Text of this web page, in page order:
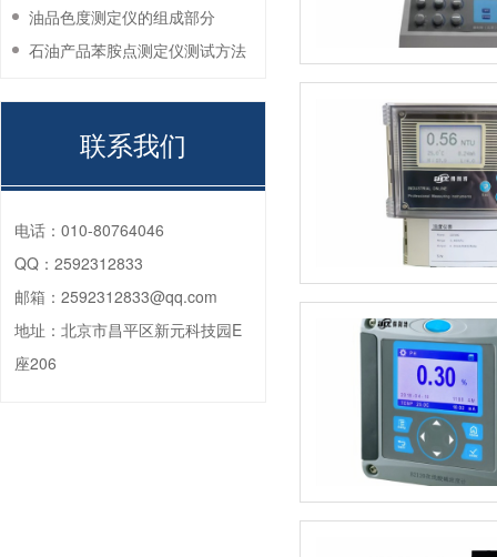
油品色度测定仪的组成部分
石油产品苯胺点测定仪测试方法
联系我们
电话： 010-80764046
QQ： 2592312833
邮箱： 2592312833@qq.com
地址： 北京市昌平区新元科技园E
座206